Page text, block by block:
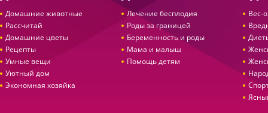
Домашние животные
Рассчитай
Домашние цветы
Рецепты
Умные вещи
Уютный дом
Экономная хозяйка
Лечение бесплодия
Роды за границей
Беременность и роды
Мама и малыш
Помощь детям
Вес-